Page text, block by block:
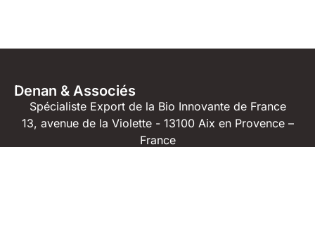
Denan & Associés
Spécialiste Export de la Bio Innovante de France
13, avenue de la Violette - 13100 Aix en Provence –
France